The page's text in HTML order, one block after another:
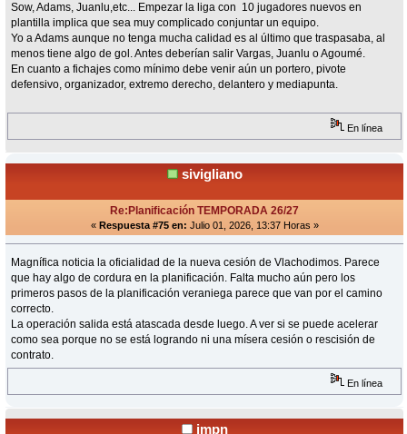
Sow, Adams, Juanlu,etc... Empezar la liga con 10 jugadores nuevos en
plantilla implica que sea muy complicado conjuntar un equipo.
Yo a Adams aunque no tenga mucha calidad es al último que traspasaba, al
menos tiene algo de gol. Antes deberían salir Vargas, Juanlu o Agoumé.
En cuanto a fichajes como mínimo debe venir aún un portero, pivote
defensivo, organizador, extremo derecho, delantero y mediapunta.
En línea
sivigliano
Re:Planificación TEMPORADA 26/27
« Respuesta #75 en: Julio 01, 2026, 13:37 Horas »
Magnífica noticia la oficialidad de la nueva cesión de Vlachodimos. Parece
que hay algo de cordura en la planificación. Falta mucho aún pero los
primeros pasos de la planificación veraniega parece que van por el camino
correcto.
La operación salida está atascada desde luego. A ver si se puede acelerar
como sea porque no se está logrando ni una mísera cesión o rescisión de
contrato.
En línea
jmpn